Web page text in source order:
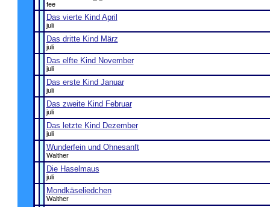
fee
Das vierte Kind April
juli
Das dritte Kind März
juli
Das elfte Kind November
juli
Das erste Kind Januar
juli
Das zweite Kind Februar
juli
Das letzte Kind Dezember
juli
Wunderfein und Ohnesanft
Walther
Die Haselmaus
juli
Mondkäseliedchen
Walther